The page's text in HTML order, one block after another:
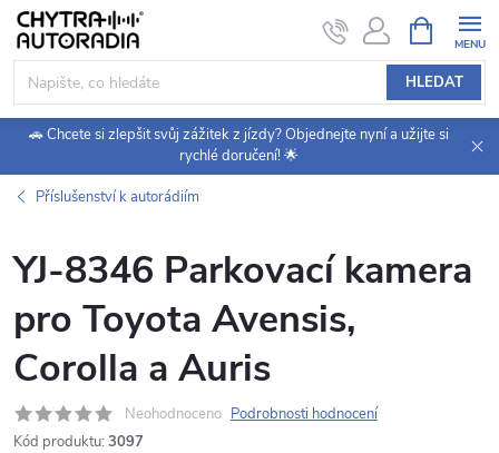
Přejít
obsah
HLEDAT
NÁKUPNÍ
KOŠÍK
🚗 Chcete si zlepšit svůj zážitek z jízdy? Objednejte nyní a užijte si
rychlé doručení! 🌟
Příslušenství k autorádiím
YJ-8346 Parkovací kamera
pro Toyota Avensis,
Corolla a Auris
Neohodnoceno Podrobnosti hodnocení
Kód produktu: 3097